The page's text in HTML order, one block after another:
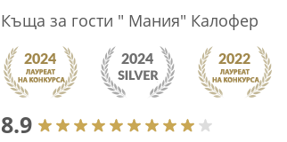
Къща за гости " Мания" Калофер
8.9